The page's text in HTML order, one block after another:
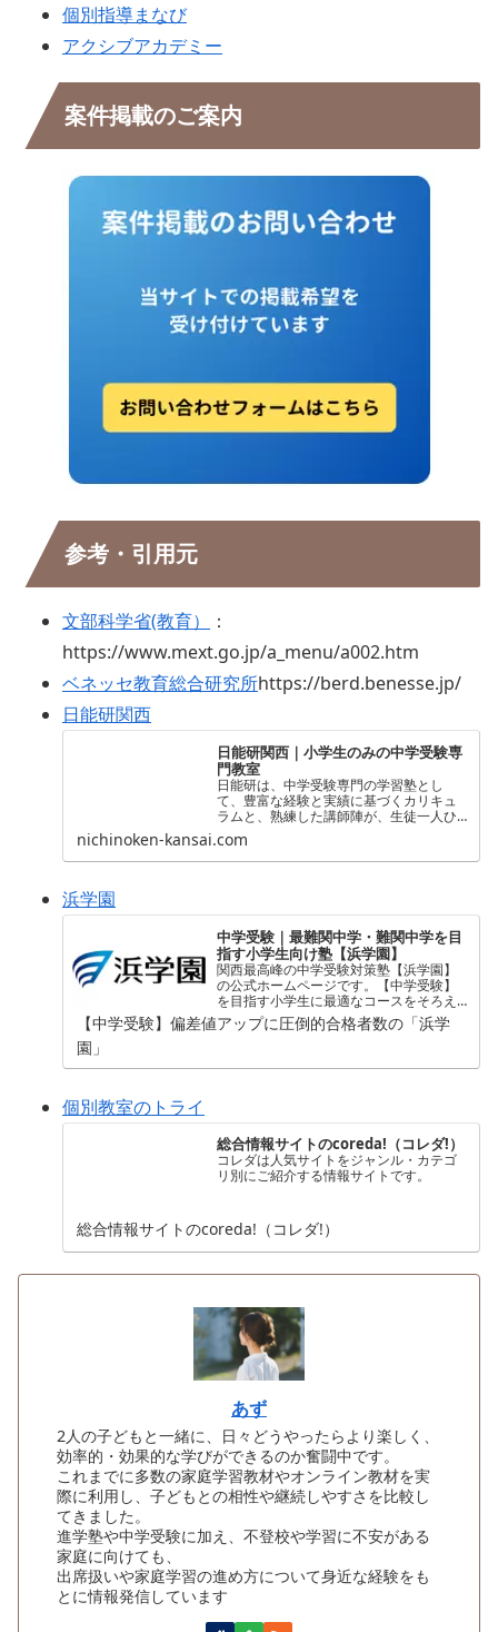
個別指導まなび
アクシブアカデミー
案件掲載のご案内
参考・引用元
文部科学省(教育）
：
https://www.mext.go.jp/a_menu/a002.htm
ベネッセ教育総合研究所https://berd.benesse.jp/
日能研関西
日能研関西｜小学生のみの中学受験専
門教室
日能研は、中学受験専門の学習塾とし
て、豊富な経験と実績に基づくカリキュ
ラムと、熟練した講師陣が、生徒一人ひ
志望校合格に向けたサポートを全力で行
います。
nichinoken-kansai.com
浜学園
中学受験｜最難関中学・難関中学を目
指す小学生向け塾【浜学園】
関西最高峰の中学受験対策塾【浜学園】
の公式ホームページです。【中学受験】
を目指す小学生に最適なコースをそろえ
ています。偏差値、学力、能力をアッ
プ！【関西中学受験】で合格実績向上
【中学受験】偏差値アップに圧倒的合格者数の「浜学
園」
個別教室のトライ
総合情報サイトのcoreda!（コレダ!）
コレダは人気サイトをジャンル・カテゴ
リ別にご紹介する情報サイトです。
総合情報サイトのcoreda!（コレダ!）
あず
2人の子どもと一緒に、日々どうやったらより楽しく、
効率的・効果的な学びができるのか奮闘中です。
これまでに多数の家庭学習教材やオンライン教材を実
際に利用し、子どもとの相性や継続しやすさを比較し
てきました。
進学塾や中学受験に加え、不登校や学習に不安がある
家庭に向けても、
出席扱いや家庭学習の進め方について身近な経験をも
とに情報発信しています